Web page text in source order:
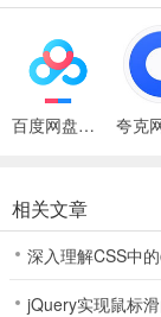
百度网盘绿色免安装Pc电脑版
相关文章
深入理解CSS中
jQuery实现鼠标